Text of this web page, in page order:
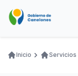
contenido
Navegación
Ruta
Inicio Servicios